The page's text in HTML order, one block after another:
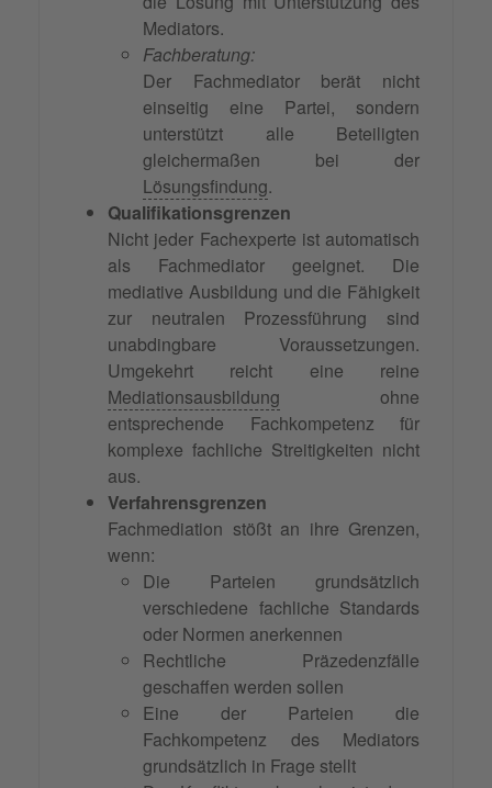
Mediators.
Fachberatung:
Der Fachmediator berät nicht
einseitig eine Partei, sondern
unterstützt alle Beteiligten
gleichermaßen bei der
Lösungsfindung.
Qualifikationsgrenzen
Nicht jeder Fachexperte ist automatisch
als Fachmediator geeignet. Die
mediative Ausbildung und die Fähigkeit
zur neutralen Prozessführung sind
unabdingbare Voraussetzungen.
Umgekehrt reicht eine reine
Mediationsausbildung ohne
entsprechende Fachkompetenz für
komplexe fachliche Streitigkeiten nicht
aus.
Verfahrensgrenzen
Fachmediation stößt an ihre Grenzen,
wenn:
Die Parteien grundsätzlich
verschiedene fachliche Standards
oder Normen anerkennen
Rechtliche Präzedenzfälle
geschaffen werden sollen
Eine der Parteien die
Fachkompetenz des Mediators
grundsätzlich in Frage stellt